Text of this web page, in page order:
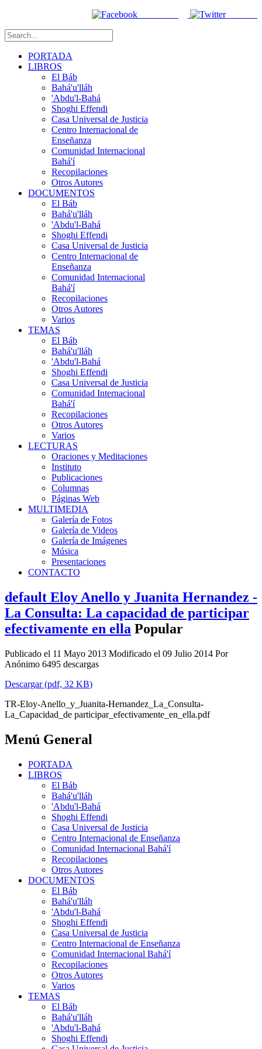
PORTADA
LIBROS
El Báb
Bahá'u'lláh
'Abdu'l-Bahá
Shoghi Effendi
Casa Universal de Justicia
Centro Internacional de
Enseñanza
Comunidad Internacional
Bahá'í
Recopilaciones
Otros Autores
DOCUMENTOS
El Báb
Bahá'u'lláh
'Abdu'l-Bahá
Shoghi Effendi
Casa Universal de Justicia
Centro Internacional de
Enseñanza
Comunidad Internacional
Bahá'í
Recopilaciones
Otros Autores
Varios
TEMAS
El Báb
Bahá'u'lláh
'Abdu'l-Bahá
Shoghi Effendi
Casa Universal de Justicia
Comunidad Internacional
Bahá'í
Recopilaciones
Otros Autores
Varios
LECTURAS
Oraciones y Meditaciones
Instituto
Publicaciones
Columnas
Páginas Web
MULTIMEDIA
Galería de Fotos
Galería de Videos
Galería de Imágenes
Música
Presentaciones
CONTACTO
default Eloy Anello y Juanita Hernandez -
La Consulta: La capacidad de participar
efectivamente en ella Popular
Publicado el 11 Mayo 2013 Modificado el 09 Julio 2014 Por
Anónimo 6495 descargas
Descargar(pdf, 32 KB)
TR-Eloy-Anello_y_Juanita-Hernandez_La_Consulta-
La_Capacidad_de participar_efectivamente_en_ella.pdf
Menú General
PORTADA
LIBROS
El Báb
Bahá'u'lláh
'Abdu'l-Bahá
Shoghi Effendi
Casa Universal de Justicia
Centro Internacional de Enseñanza
Comunidad Internacional Bahá'í
Recopilaciones
Otros Autores
DOCUMENTOS
El Báb
Bahá'u'lláh
'Abdu'l-Bahá
Shoghi Effendi
Casa Universal de Justicia
Centro Internacional de Enseñanza
Comunidad Internacional Bahá'í
Recopilaciones
Otros Autores
Varios
TEMAS
El Báb
Bahá'u'lláh
'Abdu'l-Bahá
Shoghi Effendi